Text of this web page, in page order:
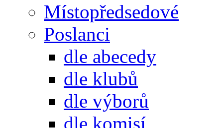
Místopředsedové
Poslanci
dle abecedy
dle klubů
dle výborů
dle komisí